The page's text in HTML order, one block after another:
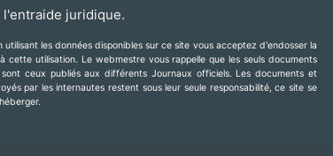
l'entraide juridique.
utilisant les données disponibles sur ce site vous acceptez d'endosser la
cette utilisation. Le webmestre vous rappelle que les seuls documents
sont ceux publiés aux différents Journaux officiels. Les documents et
par les internautes restent sous leur seule responsabilité, ce site se